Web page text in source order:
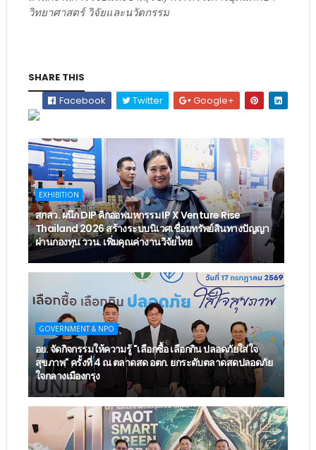
วิทยาศาสตร์ วิจัยและนวัตกรรม
SHARE THIS
Facebook
Twitter Google+
EXHIBITION
สกสว. ผนึก DIP คิกออฟมหกรรม IP X Venture Rise
Thailand 2026 สร้างระบบนิเวศเชื่อมทรัพย์สินทางปัญญา
ผ่านกองทุน ววน. เพิ่มคุณค่างานวิจัยไทย
GOVERNMENT & NPO
อย. จัดกิจกรรมให้ความรู้ "เลือกซื้อ เลือกกิน ปลอดภัยใส่ใจ
สุขภาพ" ครั้งที่ 4 ณ ตลาดสด อตก. ยกระดับตลาดสดปลอดภัย
ใจกลางเมืองกรุง